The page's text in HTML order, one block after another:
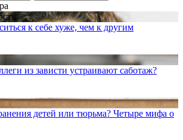
к себе хуже, чем к другим
из зависти устраивают саботаж?
детей или тюрьма? Четыре мифа о